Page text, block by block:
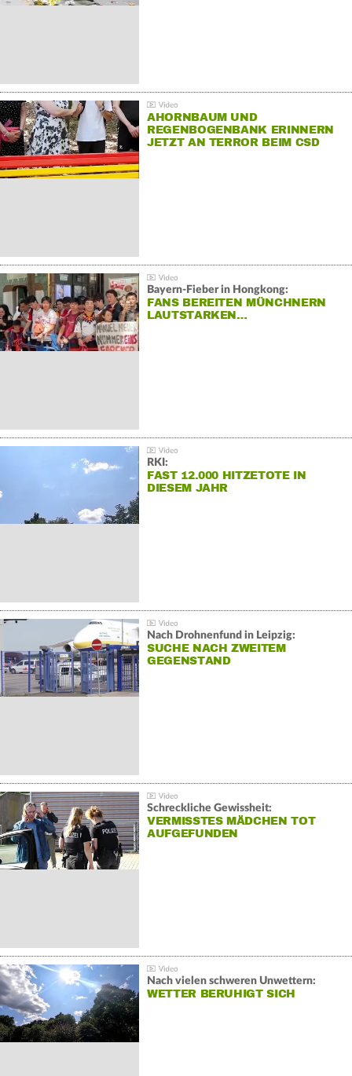
AHORNBAUM UND
REGENBOGENBANK ERINNERN
JETZT AN TERROR BEIM CSD
Bayern-Fieber in Hongkong:
FANS BEREITEN MÜNCHNERN
LAUTSTARKEN…
RKI:
FAST 12.000 HITZETOTE IN
DIESEM JAHR
Nach Drohnenfund in Leipzig:
SUCHE NACH ZWEITEM
GEGENSTAND
Schreckliche Gewissheit:
VERMISSTES MÄDCHEN TOT
AUFGEFUNDEN
Nach vielen schweren Unwettern:
WETTER BERUHIGT SICH